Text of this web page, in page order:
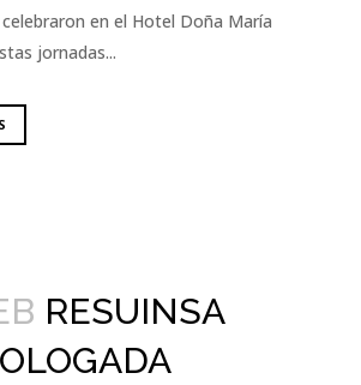
en el Hotel Doña María
jornadas...
RESUINSA